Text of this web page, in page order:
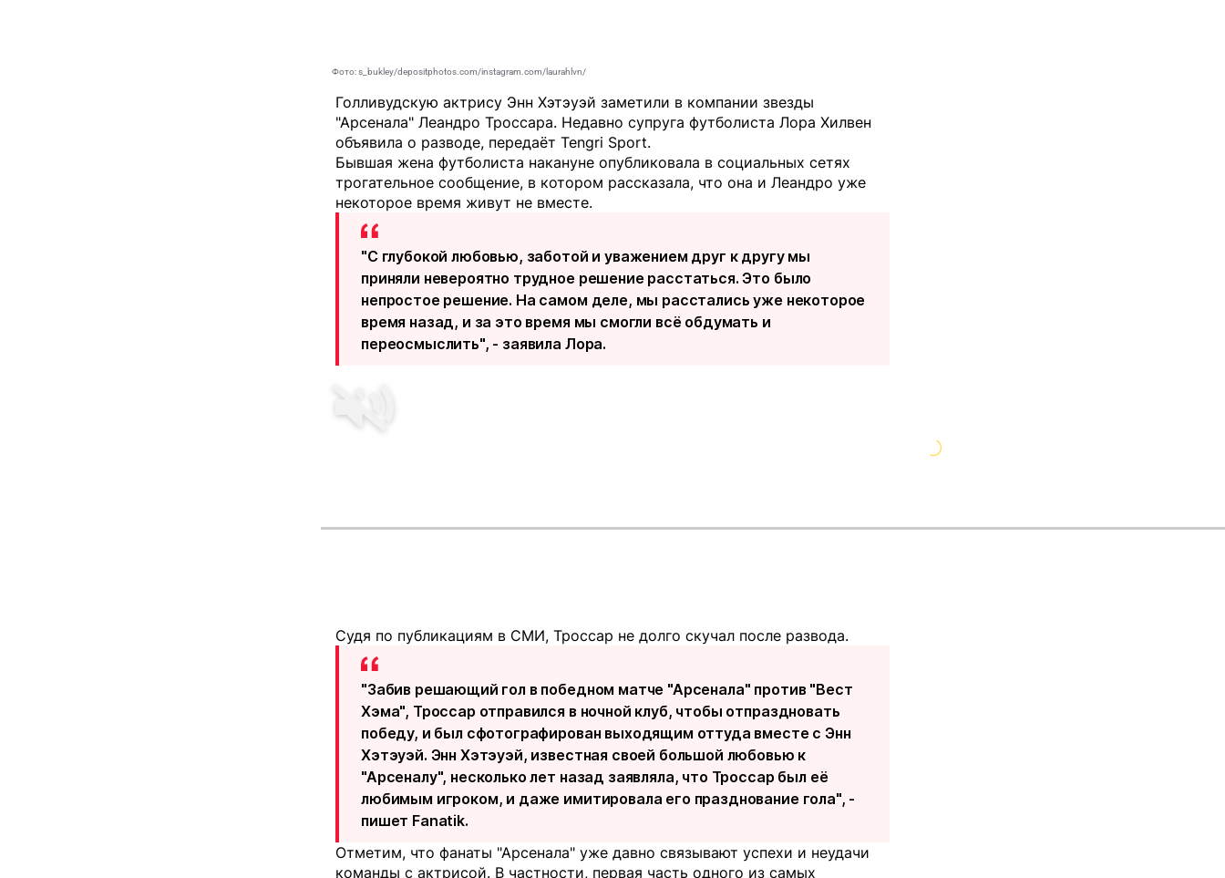
Фото: s_bukley/depositphotos.com/instagram.com/laurahlvn/
Голливудскую актрису Энн Хэтэуэй заметили в компании звезды
"Арсенала" Леандро Троссара. Недавно супруга футболиста Лора Хилвен
объявила о разводе, передаёт Tengri Sport.
Бывшая жена футболиста накануне опубликовала в социальных сетях
трогательное сообщение, в котором рассказала, что она и Леандро уже
некоторое время живут не вместе.
"С глубокой любовью, заботой и уважением друг к другу мы
приняли невероятно трудное решение расстаться. Это было
непростое решение. На самом деле, мы расстались уже некоторое
время назад, и за это время мы смогли всё обдумать и
переосмыслить", - заявила Лора.
Судя по публикациям в СМИ, Троссар не долго скучал после развода.
"Забив решающий гол в победном матче "Арсенала" против "Вест
Хэма", Троссар отправился в ночной клуб, чтобы отпраздновать
победу, и был сфотографирован выходящим оттуда вместе с Энн
Хэтэуэй. Энн Хэтэуэй, известная своей большой любовью к
"Арсеналу", несколько лет назад заявляла, что Троссар был её
любимым игроком, и даже имитировала его празднование гола", -
пишет Fanatik.
Отметим, что фанаты "Арсенала" уже давно связывают успехи и неудачи
команды с актрисой. В частности, первая часть одного из самых